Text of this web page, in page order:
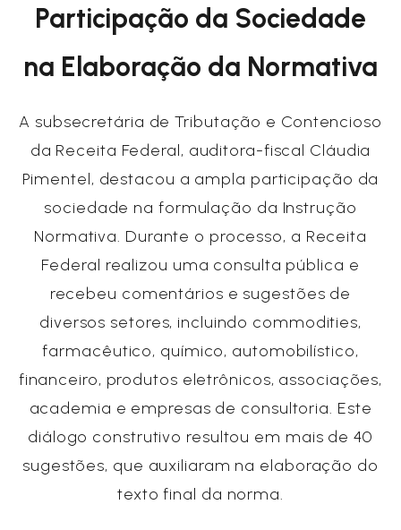
Participação da Sociedade
na Elaboração da Normativa
A subsecretária de Tributação e Contencioso
da Receita Federal, auditora-fiscal Cláudia
Pimentel, destacou a ampla participação da
sociedade na formulação da Instrução
Normativa. Durante o processo, a Receita
Federal realizou uma consulta pública e
recebeu comentários e sugestões de
diversos setores, incluindo commodities,
farmacêutico, químico, automobilístico,
financeiro, produtos eletrônicos, associações,
academia e empresas de consultoria. Este
diálogo construtivo resultou em mais de 40
sugestões, que auxiliaram na elaboração do
texto final da norma.